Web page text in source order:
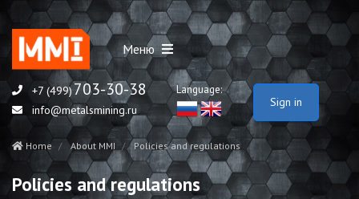
Меню
+7 (499)703-30-38
info@metalsmining.ru
Language:
Sign in
Home About MMI Policies and regulations
Policies and regulations